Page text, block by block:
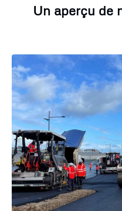
Un aperçu de